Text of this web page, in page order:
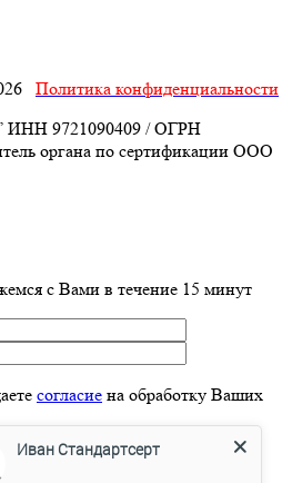
Политика конфиденциальности
9721090409 / ОГРН
органа по сертификации ООО
с Вами в течение 15 минут
согласие на обработку Ваших
Иван Стандартсерт